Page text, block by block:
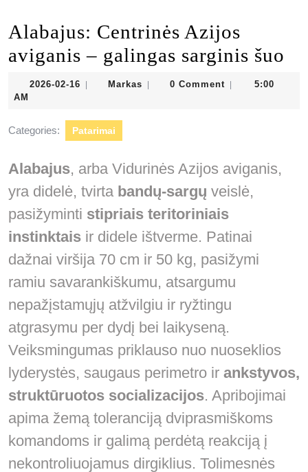
Alabajus: Centrinės Azijos
aviganis – galingas sarginis šuo
2026-02-16 2026-
Markas Markas0 Comment
5:00
AM
Categories: Patarimai
Alabajus, arba Vidurinės Azijos aviganis,
yra didelė, tvirta bandų-sargų veislė,
pasižyminti stipriais teritoriniais
instinktais ir didele ištverme. Patinai
dažnai viršija 70 cm ir 50 kg, pasižymi
ramiu savarankiškumu, atsargumu
nepažįstamųjų atžvilgiu ir ryžtingu
atgrasymu per dydį bei laikyseną.
Veiksmingumas priklauso nuo nuoseklios
lyderystės, saugaus perimetro ir ankstyvos,
struktūruotos socializacijos. Apribojimai
apima žemą toleranciją dviprasmiškoms
komandoms ir galimą perdėtą reakciją į
nekontroliuojamus dirgiklius. Tolimesnės